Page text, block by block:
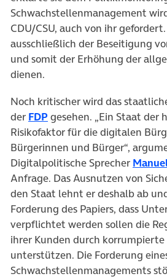
Schwachstellenmanagement
CDU/CSU, auch von ihr
ausschließlich der Beseitigung
und somit der Erhöhung der
dienen.
Noch kritischer wird das
der FDP (öffnet in neuem Tab)
gesehen. „Ein Staat der
Risikofaktor für die digitalen
Bürgerinnen und Bürger“,
Digitalpolitische Sprecher
Anfrage. Das Ausnutzen von
den Staat lehnt er deshalb ab
Forderung des Papiers, dass
verpflichtet werden sollen die
ihrer Kunden durch
unterstützen. Die Forderung
Schwachstellenmanagements